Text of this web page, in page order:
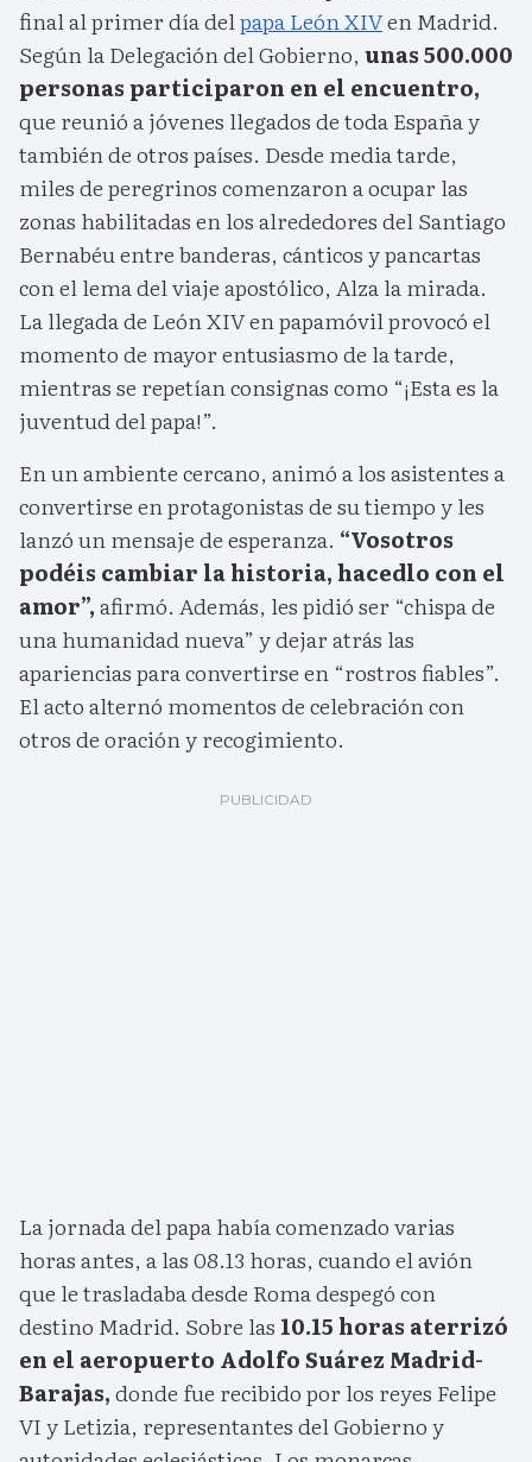
final al primer día delpapa León XIVen Madrid.
Según la Delegación del Gobierno, unas 500.000
personas participaron en el encuentro,
que reunió a jóvenes llegados de toda España y
también de otros países. Desde media tarde,
miles de peregrinos comenzaron a ocupar las
zonas habilitadas en los alrededores del Santiago
Bernabéu entre banderas, cánticos y pancartas
con el lema del viaje apostólico, Alza la mirada.
La llegada de León XIV en papamóvil provocó el
momento de mayor entusiasmo de la tarde,
mientras se repetían consignas como “¡Esta es la
juventud del papa!”.
En un ambiente cercano, animó a los asistentes a
convertirse en protagonistas de su tiempo y les
lanzó un mensaje de esperanza. “Vosotros
podéis cambiar la historia, hacedlo con el
amor”,afirmó. Además, les pidió ser “chispa de
una humanidad nueva” y dejar atrás las
apariencias para convertirse en “rostros fiables”.
El acto alternó momentos de celebración con
otros de oración y recogimiento.
La jornada del papa había comenzado varias
horas antes, a las 08.13 horas, cuando el avión
que le trasladaba desde Roma despegó con
destino Madrid. Sobre las 10.15 horas aterrizó
en el aeropuerto Adolfo Suárez Madrid-
Barajas,donde fue recibido por los reyes Felipe
VI y Letizia, representantes del Gobierno y